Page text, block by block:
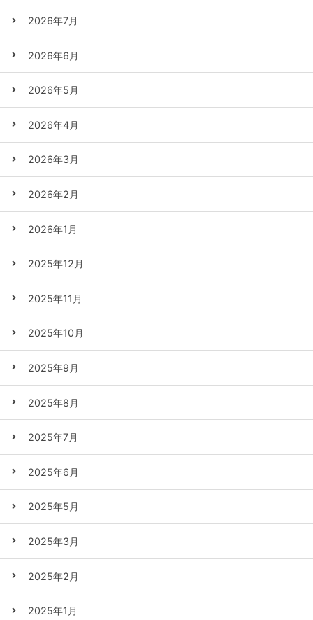
2026年7月
2026年6月
2026年5月
2026年4月
2026年3月
2026年2月
2026年1月
2025年12月
2025年11月
2025年10月
2025年9月
2025年8月
2025年7月
2025年6月
2025年5月
2025年3月
2025年2月
2025年1月